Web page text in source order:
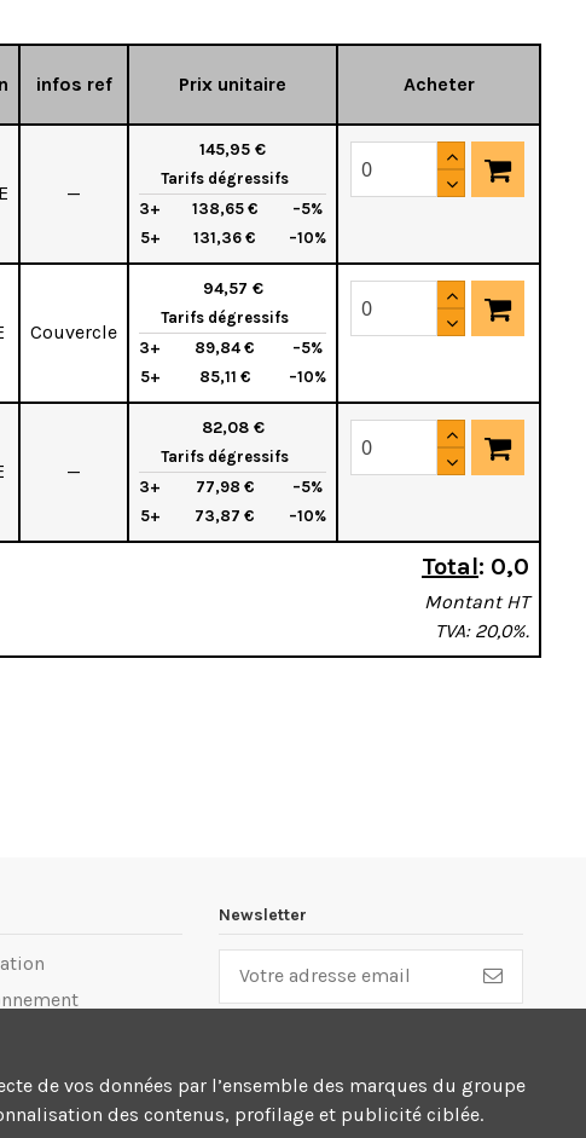
infos ref Prix unitaire Acheter
—
145,95 €
Tarifs dégressifs
3+
138,65 €
–5%
5+
131,36 € –10%
Couvercle
94,57 €
Tarifs dégressifs
3+
89,84 €
–5%
5+
85,11 € –10%
—
82,08 €
Tarifs dégressifs
3+
77,98 €
–5%
5+
73,87 € –10%
Total: 0,0
Montant HT
TVA: 20,0%.
Newsletter
de vos données par l’ensemble des marques du groupe
des contenus, profilage et publicité ciblée.